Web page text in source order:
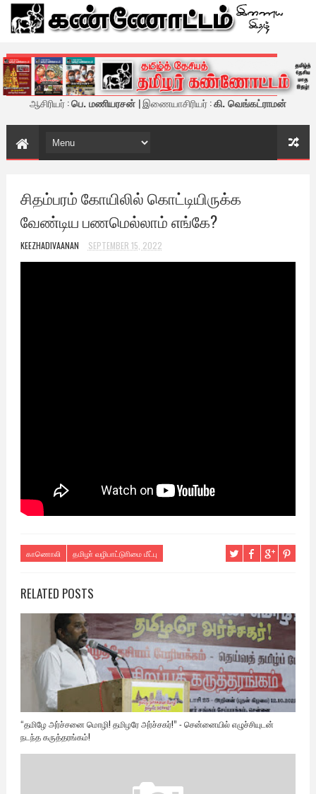
கண்ணோட்டம் - இணைய இதழ்
ஆசிரியர் :பெ. மணியரசன் | இணையாசிரியர் :கி. வெங்கட்ராமன்
சிதம்பரம் கோயிலில் கொட்டியிருக்க
வேண்டிய பணமெல்லாம் எங்கே?
KEEZHADIVAANAN SEPTEMBER 15, 2022
காணொலி தமிழா் வழிபாட்டுாிமை மீட்பு
RELATED POSTS
“தமிழே அர்ச்சனை மொழி! தமிழரே அர்ச்சகர்!” - சென்னையில் எழுச்சியுடன்
நடந்த கருத்தரங்கம்!